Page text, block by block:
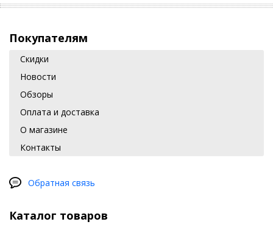
Покупателям
Скидки
Новости
Обзоры
Оплата и доставка
О магазине
Контакты
Обратная связь
Каталог товаров